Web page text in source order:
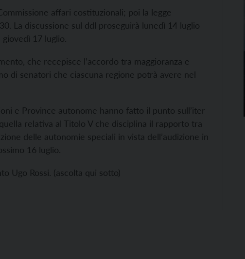
affari costituzionali; poi la legge
La discussione sul ddl proseguirà lunedì 14 luglio
17 luglio.
che recepisce l’accordo tra maggioranza e
di senatori che ciascuna regione potrà avere nel
e Province autonome hanno fatto il punto sull’iter
relativa al Titolo V che disciplina il rapporto tra
delle autonomie speciali in vista dell’audizione in
16 luglio.
Ugo Rossi. (ascolta qui sotto)